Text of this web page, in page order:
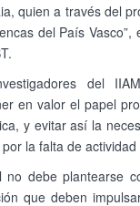
quien a través del
del País Vasco”,
del
en valor el papel
y evitar así la
la falta de
no debe plantearse
que deben